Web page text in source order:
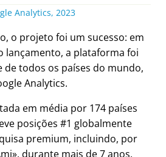
Analytics, 2023
o projeto foi um sucesso: em
lançamento, a plataforma foi
todos os países do mundo,
Analytics.
em média por 174 países
posições #1 globalmente
premium, incluindo, por
, durante mais de 7 anos,